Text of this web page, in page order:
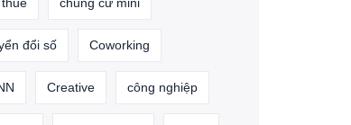
đổi số Coworking
Creative công nghiệp